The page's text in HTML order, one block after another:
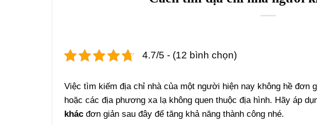
4.7/5 - (12 bình chọn)
Việc tìm kiếm địa chỉ nhà của một người hiện nay không hề đơn
hoặc các địa phương xa lạ không quen thuộc địa hình. Hãy áp
khác đơn giản sau đây để tăng khả năng thành công nhé.